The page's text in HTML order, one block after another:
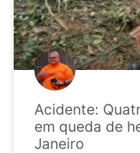
Acidente:
em queda de
Janeiro